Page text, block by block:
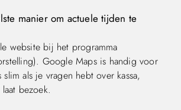
manier om actuele tijden te
website bij het programma
Google Maps is handig voor
als je vragen hebt over kassa,
bezoek.